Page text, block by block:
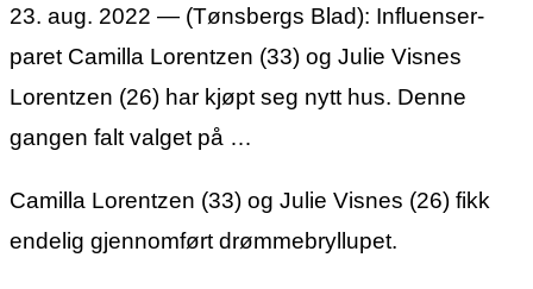
23. aug. 2022 — (Tønsbergs Blad): Influenser-
paret Camilla Lorentzen (33) og Julie Visnes
Lorentzen (26) har kjøpt seg nytt hus. Denne
gangen falt valget på …
Camilla Lorentzen (33) og Julie Visnes (26) fikk
endelig gjennomført drømmebryllupet.